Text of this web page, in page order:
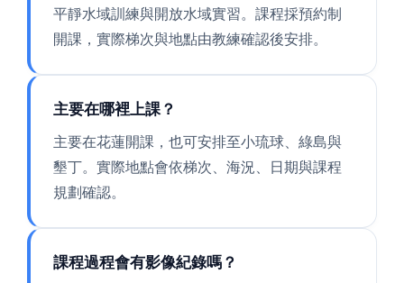
平靜水域訓練與開放水域實習。課程採預約制
開課，實際梯次與地點由教練確認後安排。
主要在哪裡上課？
主要在花蓮開課，也可安排至小琉球、綠島與
墾丁。實際地點會依梯次、海況、日期與課程
規劃確認。
課程過程會有影像紀錄嗎？